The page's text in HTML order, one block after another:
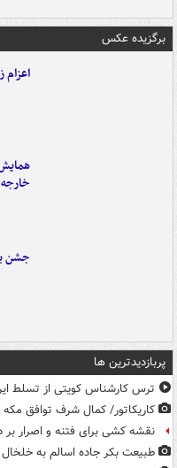
برگزیده عکس
اعزام
خارجه
جشن
پربازدیدترین ها
ترس کارشناس کویتی از تسلط
کاریکاتور/ کمال شرف توافق
نقشه کشی برای فتنه و اصرار بر
طبیعت بکر جاده اسالم به خلخال